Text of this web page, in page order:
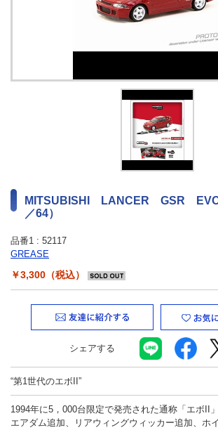
MITSUBISHI LANCER GSR
／64）
品番1 : 52117
GREASE
￥3,300（税込）
シェアする
“第1世代のエボII”
1994年に5，000台限定で発売された通称「エボII
エアダム追加、リアウィングウィッカー追加、ホ